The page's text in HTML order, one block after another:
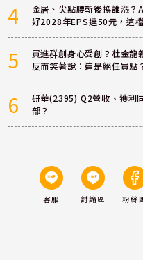
4
金居、尖點腰斬後換誰漲？
好2028年EPS達50元，這
5
買進群創身心受創？杜金
反而笑著說：這是絕佳買點
6
研華(2395) Q2營收、獲利
部？
客服 討論區 粉絲